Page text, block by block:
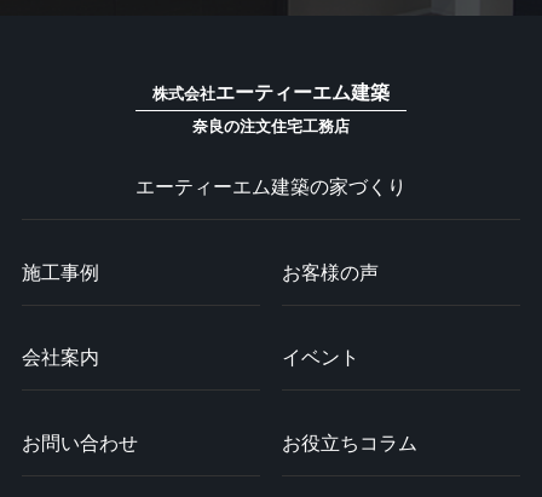
株式会社エーティーエム建築
奈良の注文住宅工務店
エーティーエム建築の家づくり
施工事例 お客様の声
会社案内 イベント
お問い合わせ お役立ちコラム